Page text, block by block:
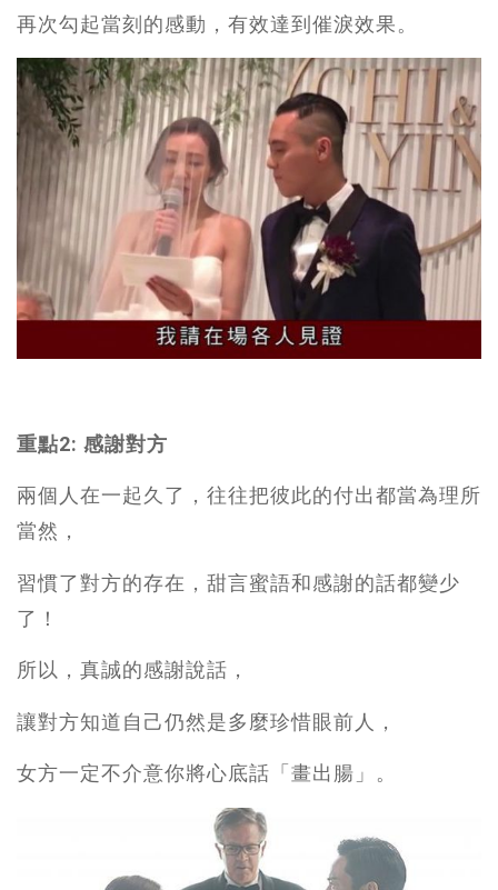
再次勾起當刻的感動，有效達到催淚效果。
重點2: 感謝對方
兩個人在一起久了，往往把彼此的付出都當為理所
當然，
習慣了對方的存在，甜言蜜語和感謝的話都變少
了！
所以，真誠的感謝說話，
讓對方知道自己仍然是多麼珍惜眼前人，
女方一定不介意你將心底話「畫出腸」。